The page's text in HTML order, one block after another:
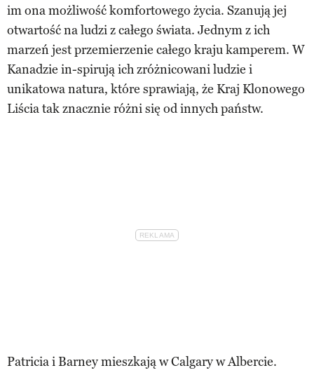
im ona możliwość komfortowego życia. Szanują jej
otwartość na ludzi z całego świata. Jednym z ich
marzeń jest przemierzenie całego kraju kamperem. W
Kanadzie in-spirują ich zróżnicowani ludzie i
unikatowa natura, które sprawiają, że Kraj Klonowego
Liścia tak znacznie różni się od innych państw.
Patricia i Barney mieszkają w Calgary w Albercie.